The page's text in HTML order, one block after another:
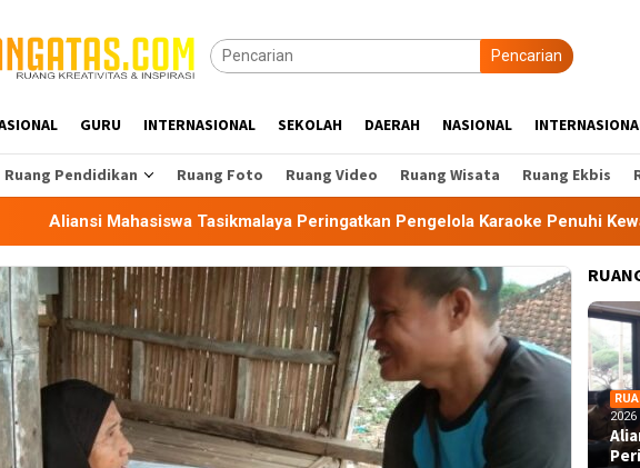
Pencarian
GURU INTERNASIONAL SEKOLAH DAERAH NASIONAL
Ruang Pendidikan Ruang Foto Ruang Video Ruang Wisata Ruang Ekbis
Tasikmalaya Peringatkan Pengelola Karaoke Penuhi Kewajiban PBG dan
2026